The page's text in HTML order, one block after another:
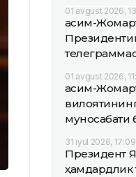
01 avgust 2026,
Қасим-
01 avgust 2026,
Қасим-
муносабати
31 iyul 2026, 17:09
Президент
ҳамдардлик